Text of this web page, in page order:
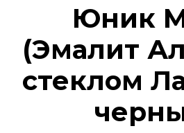
Юник
(Эмалит
стеклом